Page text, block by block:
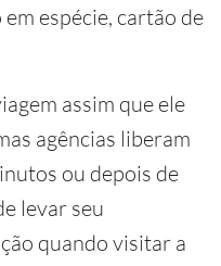
espécie, cartão de
assim que ele
agências liberam
ou depois de
levar seu
quando visitar a